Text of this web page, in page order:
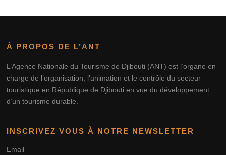
À PROPOS DE L’ANT
L’Agence Nationale du Tourisme de Djibouti (ANT) est l’organe en
charge de l’organisation, l’animation et le contrôle du secteur
touristique en République de Djibouti en vue du développement
d’un tourisme durable.
INSCRIVEZ VOUS À NOTRE NEWSLETTER
Email